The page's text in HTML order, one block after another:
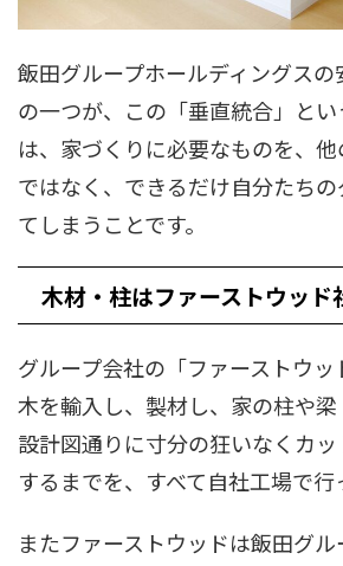
飯田グループホールディングス
の一つが、この「垂直統合」と
は、家づくりに必要なものを、
ではなく、できるだけ自分たち
てしまうことです。
木材・柱はファーストウッド
グループ会社の「ファーストウ
木を輸入し、製材し、家の柱や梁
設計図通りに寸分の狂いなくカッ
するまでを、すべて自社工場で行
またファーストウッドは飯田グ